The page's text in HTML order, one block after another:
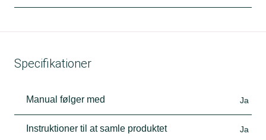
Specifikationer
Manual følger med Ja
Instruktioner til at samle produktet Ja